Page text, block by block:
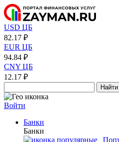
USD ЦБ
82.17 ₽
EUR ЦБ
94.84 ₽
CNY ЦБ
12.17 ₽
Найти
Войти
Банки
Банки